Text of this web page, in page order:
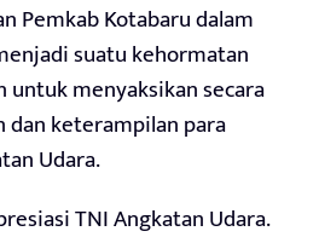
Pemkab Kotabaru dalam
suatu kehormatan
untuk menyaksikan secara
dan keterampilan para
Udara.
TNI Angkatan Udara.